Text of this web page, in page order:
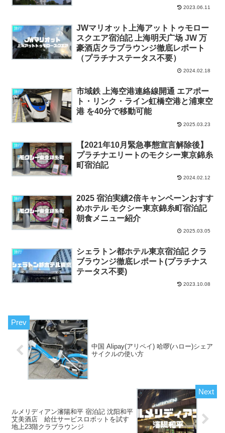
2023.06.11
旅行
JWマリオット上海アットトゥモロー
スクエア宿泊記 上海明天广场 JW 万
豪酒店クラブラウンジ徹底レポート
（プラチナステータス不要）
2024.02.18
旅行
市域鉄 上海空港連絡線開通 エアポー
ト・リンク・ライン虹橋空港と浦東空
港 を40分で移動可能
2025.03.23
旅行
【2021年10月緊急事態宣言解除後】
プラチナエリートのモクシー東京錦糸
町宿泊記
2024.02.12
旅行
2025 宿泊実績2倍キャンペーンおすす
めホテル モクシー東京錦糸町宿泊記
朝食メニュー紹介
2025.03.05
旅行
シェラトン都ホテル東京宿泊記 クラ
ブラウンジ徹底レポート(プラチナス
テータス不要)
2023.10.08
中国 Alipay(アリペイ) 哈啰(ハロー)シェア
サイクルの使い方
ルメリディアン瀋陽和平 宿泊記 沈阳和平
艾美酒店 給仕サービスロボットを試す
地上23階クラブラウンジ